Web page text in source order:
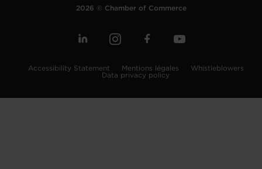
2026 © Chamber of Commerce
Accessibility Statement Mentions légales
Whistleblowers
Data privacy policy